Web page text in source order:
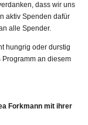
dass wir uns
aktiv Spenden dafür
alle Spender.
hungrig oder durstig
an diesem
Forkmann mit ihrer